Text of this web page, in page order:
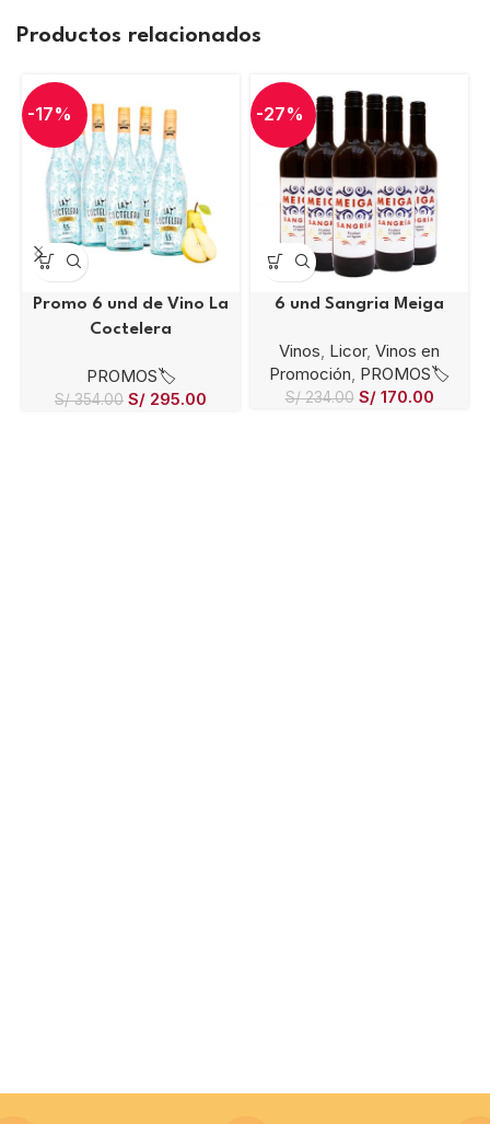
Productos relacionados
-17%
Promo 6 und de Vino La
Coctelera
PROMOS🏷️
S/354.00 S/ 295.00
-27%
6 und Sangria Meiga
Vinos, Licor, Vinos en
Promoción, PROMOS🏷️
S/234.00 S/170.00